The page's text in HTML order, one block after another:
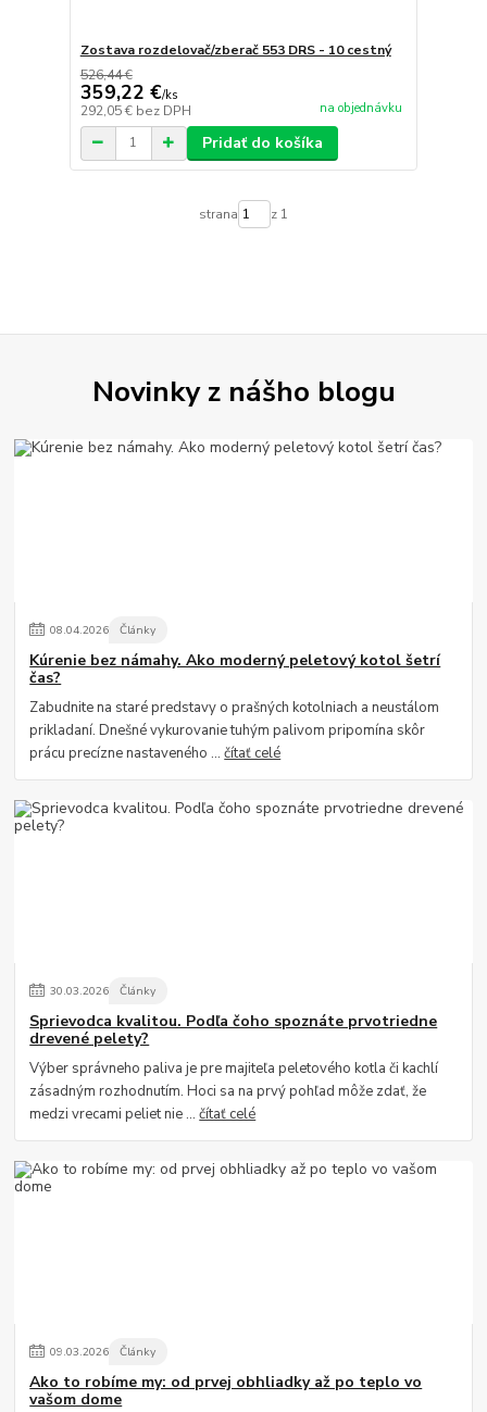
Zostava rozdelovač/zberač 553 DRS - 10 cestný
526,44 €
359,22 €/ks
292,05 € bez DPH na objednávku
Pridať do košíka
strana z 1
Novinky z nášho blogu
08.04.2026 Články
Kúrenie bez námahy. Ako moderný peletový kotol šetrí
čas?
Zabudnite na staré predstavy o prašných kotolniach a neustálom
prikladaní. Dnešné vykurovanie tuhým palivom pripomína skôr
prácu precízne nastaveného ...čítať celé
30.03.2026 Články
Sprievodca kvalitou. Podľa čoho spoznáte prvotriedne
drevené pelety?
Výber správneho paliva je pre majiteľa peletového kotla či kachlí
zásadným rozhodnutím. Hoci sa na prvý pohľad môže zdať, že
medzi vrecami peliet nie ...čítať celé
09.03.2026 Články
Ako to robíme my: od prvej obhliadky až po teplo vo
vašom dome